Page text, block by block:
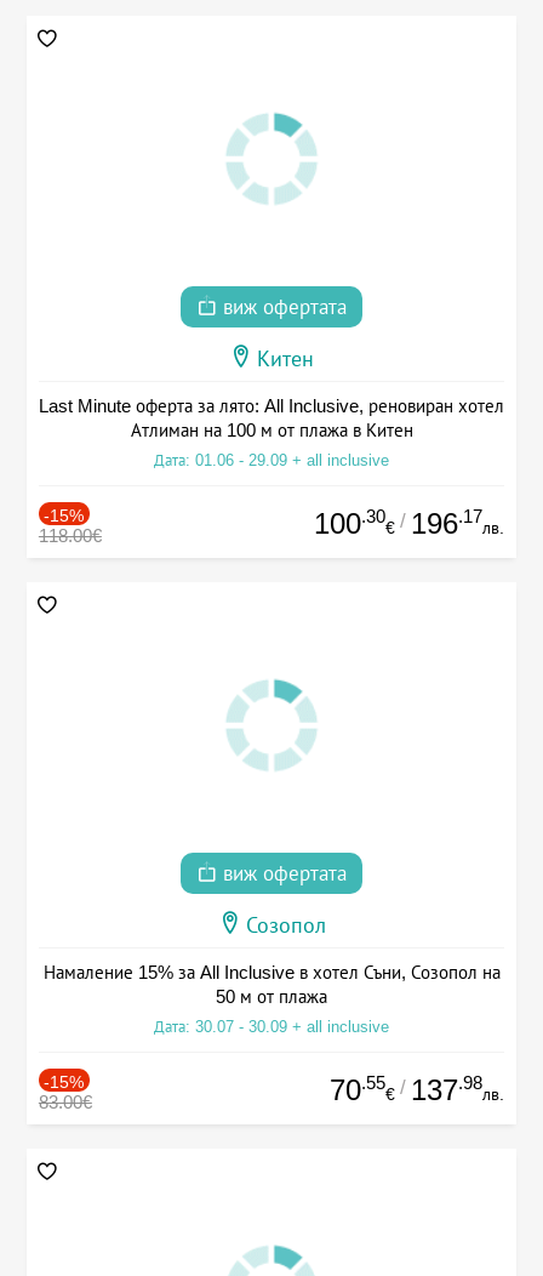
виж офертата
Китен
Last Minute оферта за лято: All Inclusive, реновиран хотел
Атлиман на 100 м от плажа в Китен
Дата: 01.06 - 29.09 + all inclusive
-15%
118.00€ 100.30
€ / 196.17
лв.
виж офертата
Созопол
Намаление 15% за All Inclusive в хотел Съни, Созопол на
50 м от плажа
Дата: 30.07 - 30.09 + all inclusive
-15%
83.00€ 70.55
€ / 137.98
лв.